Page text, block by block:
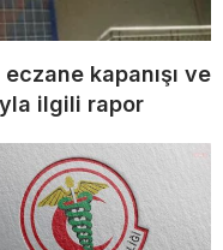
kapanışı ve
ilgili rapor